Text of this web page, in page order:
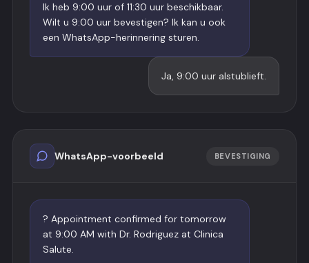
Ik heb 9:00 uur of 11:30 uur beschikbaar.
Wilt u 9:00 uur bevestigen? Ik kan u ook
een WhatsApp-herinnering sturen.
Ja, 9:00 uur alstublieft.
WhatsApp-voorbeeld BEVESTIGING
? Appointment confirmed for tomorrow
at 9:00 AM with Dr. Rodriguez at Clinica
Salute.